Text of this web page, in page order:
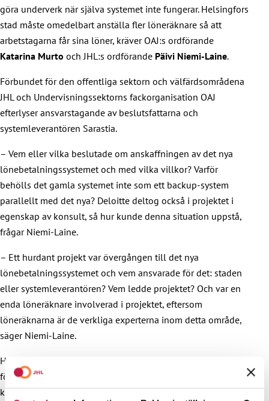
göra underverk när själva systemet inte fungerar. Helsingfors
stad måste omedelbart anställa fler löneräknare så att
arbetstagarna får sina löner, kräver OAJ:s ordförande
Katarina Murto och JHL:s ordförande Päivi Niemi-Laine.
Förbundet för den offentliga sektorn och välfärdsområdena
JHL och Undervisningssektorns fackorganisation OAJ
efterlyser ansvarstagande av beslutsfattarna och
systemleverantören Sarastia.
– Vem eller vilka beslutade om anskaffningen av det nya
lönebetalningssystemet och med vilka villkor? Varför
behölls det gamla systemet inte som ett backup-system
parallellt med det nya? Deloitte deltog också i projektet i
egenskap av konsult, så hur kunde denna situation uppstå,
frågar Niemi-Laine.
– Ett hurdant projekt var övergången till det nya
lönebetalningssystemet och vem ansvarade för det: staden
eller systemleverantören? Vem ledde projektet? Och var en
enda löneräknare involverad i projektet, eftersom
löneräknarna är de verkliga experterna inom detta område,
säger Niemi-Laine.
Helsingfors stads borgmästare
förra veckan att lönebetalningsproblemen fortfarande
kommer att pågå i månader.